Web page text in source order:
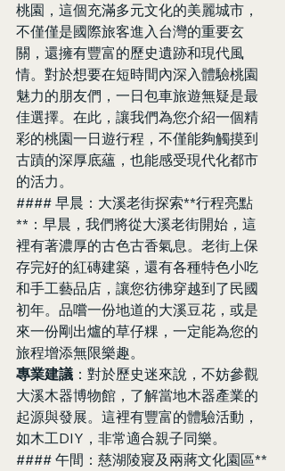
桃園，這個充滿多元文化的美麗城市，
不僅僅是國際旅客進入台灣的重要玄
關，還擁有豐富的歷史遺跡和現代風
情。對於想要在短時間內深入體驗桃園
魅力的朋友們，一日包車旅遊無疑是最
佳選擇。在此，讓我們為您介紹一個精
彩的桃園一日遊行程，不僅能夠觸摸到
古蹟的深厚底蘊，也能感受現代化都市
的活力。
#### 早晨：大溪老街探索**行程亮點
**：早晨，我們將從大溪老街開始，這
裡有著濃厚的古色古香氣息。老街上保
存完好的紅磚建築，還有各種特色小吃
和手工藝品店，讓您彷彿穿越到了民國
初年。品嚐一份地道的大溪豆花，或是
來一份剛出爐的草仔粿，一定能為您的
旅程增添無限樂趣。
專業建議 ：對於歷史迷來說，不妨參觀
大溪木器博物館，了解當地木器產業的
起源與發展。這裡有豐富的體驗活動，
如木工DIY，非常適合親子同樂。
#### 午間：慈湖陵寢及兩蔣文化園區**